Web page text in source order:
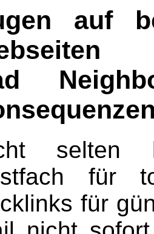
auf
selten
für
für